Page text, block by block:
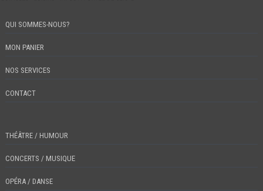
QUI SOMMES-NOUS?
MON PANIER
NOS SERVICES
CONTACT
THÉÂTRE / HUMOUR
CONCERTS / MUSIQUE
OPÉRA / DANSE